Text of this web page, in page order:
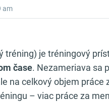
am
tréning) je tréningový
čase. Nezameriava sa
na celkový objem práce
– viac práce za